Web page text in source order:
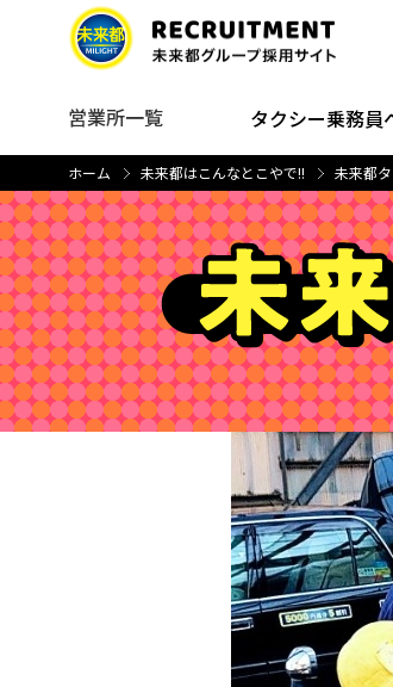
営業所一覧 タクシー乗務員
ホーム 未来都はこんなとこやで!! 未来都